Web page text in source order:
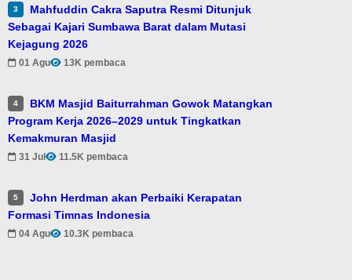
3
Mahfuddin Cakra Saputra Resmi Ditunjuk
Sebagai Kajari Sumbawa Barat dalam Mutasi
Kejagung 2026
01 Agu 13K pembaca
4
BKM Masjid Baiturrahman Gowok Matangkan
Program Kerja 2026–2029 untuk Tingkatkan
Kemakmuran Masjid
31 Jul 11.5K pembaca
5
John Herdman akan Perbaiki Kerapatan
Formasi Timnas Indonesia
04 Agu 10.3K pembaca